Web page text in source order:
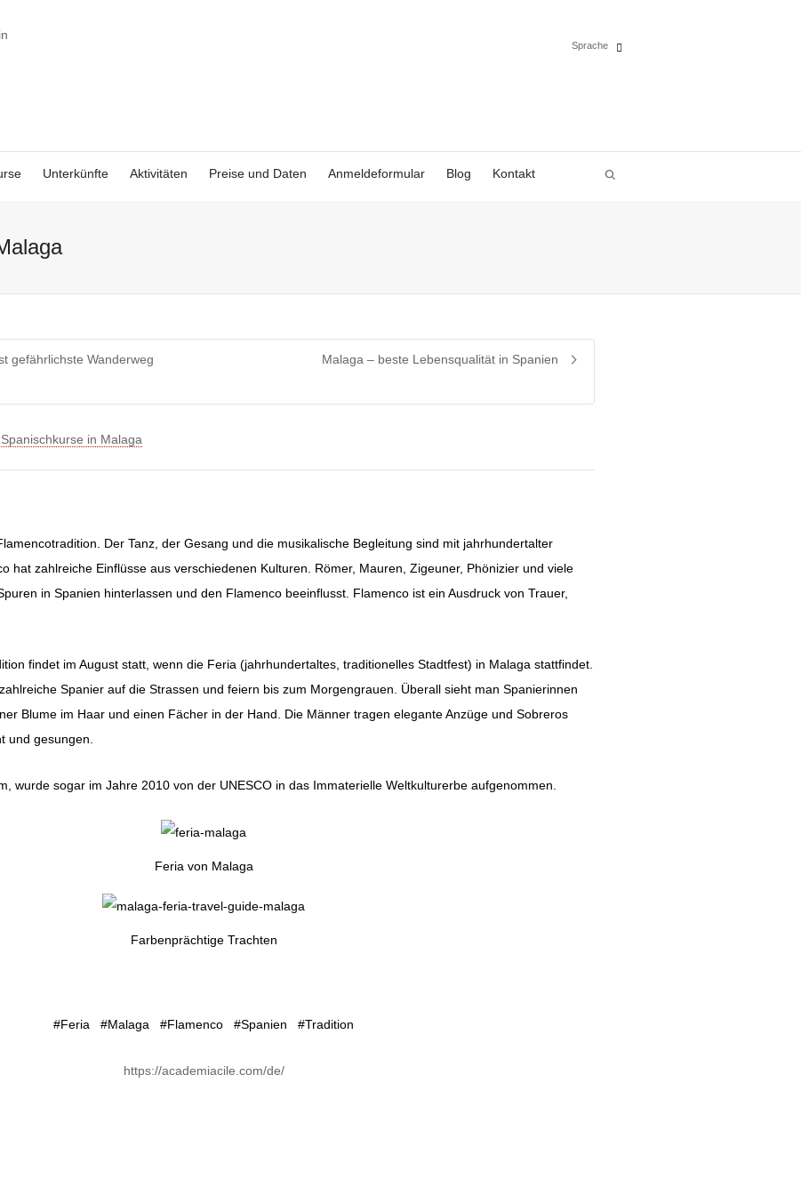
Sprache
Português
Unterkünfte Aktivitäten Preise und Daten Anmeldeformular Blog Kontakt
gefährlichste Wanderweg
Malaga – beste Lebensqualität in Spanien
Spanischkurse in Malaga
Der Tanz, der Gesang und die musikalische Begleitung sind mit jahrhundertalter
hat zahlreiche Einflüsse aus verschiedenen Kulturen. Römer, Mauren, Zigeuner, Phönizier und viele
in Spanien hinterlassen und den Flamenco beeinflusst. Flamenco ist ein Ausdruck von Trauer,
findet im August statt, wenn die Feria (jahrhundertaltes, traditionelles Stadtfest) in Malaga stattfindet.
Spanier auf die Strassen und feiern bis zum Morgengrauen. Überall sieht man Spanierinnen
Blume im Haar und einen Fächer in der Hand. Die Männer tragen elegante Anzüge und Sobreros
und gesungen.
wurde sogar im Jahre 2010 von der UNESCO in das Immaterielle Weltkulturerbe aufgenommen.
Feria von Malaga
Farbenprächtige Trachten
#Feria #Malaga #Flamenco #Spanien #Tradition
https://academiacile.com/de/